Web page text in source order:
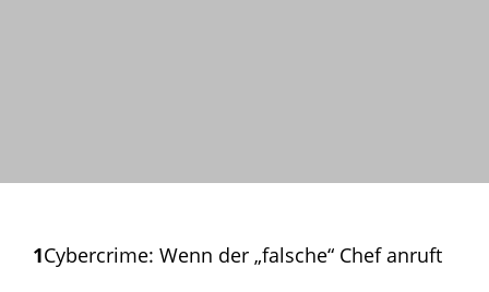
1Cybercrime: Wenn der „falsche“ Chef anruft